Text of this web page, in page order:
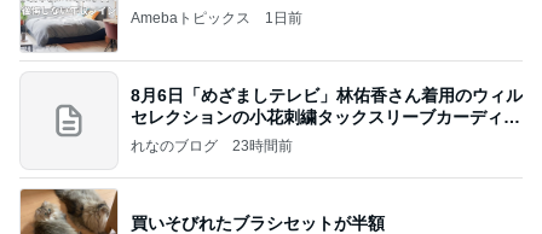
Amebaトピックス 1日前
8月6日「めざましテレビ」林佑香さん着用のウィル
セレクションの小花刺繍タックスリーブカーディガ
ン
れなのブログ 23時間前
買いそびれたブラシセットが半額